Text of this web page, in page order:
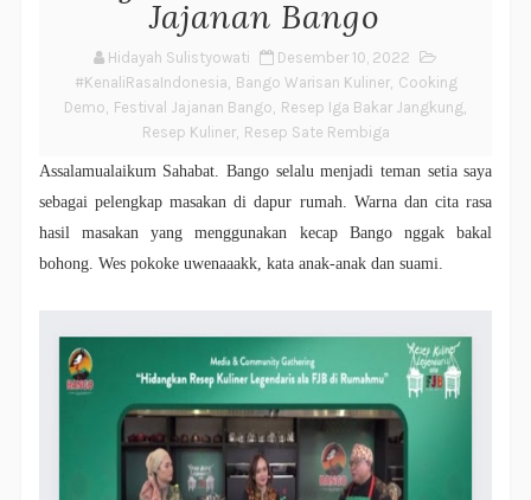
Jajanan Bango
Hidayah Sulistyowati
Desember 10, 2022
#KenaliRasaIndonesia, Bango Warisan Kuliner, Cooking
Demo, Festival Jajanan Bango, Resep Iga Bakar Jangkung,
Resep Kuliner, Resep Sate Rembiga
Assalamualaikum Sahabat. Bango selalu menjadi teman setia saya
sebagai pelengkap masakan di dapur rumah. Warna dan cita rasa
hasil masakan yang menggunakan kecap Bango nggak bakal
bohong. Wes pokoke uwenaaakk, kata anak-anak dan suami.